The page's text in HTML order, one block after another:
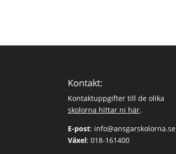
Kontakt:
Kontaktuppgifter till de olika
skolorna hittar ni här.
E-post: info@ansgarskolorna.se
Växel:018-161400